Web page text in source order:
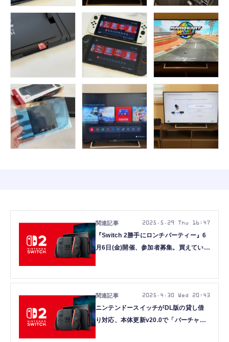
『Switch 2勝手にロンチパーティー』6
月6日(金)開催、参加者募集。買えていな
2025.5.29 Thu 16:47
ニンテンドースイッチがDL版の貸し借
り対応、本体更新v20.0で「バーチャル
2025.4.30 Wed 20:43